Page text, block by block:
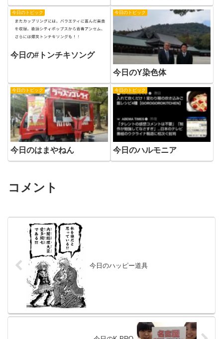
今日のトピック
今日の#トンチキソング
今日のトピック
今日のY染色体
今日のトピック
今日のはまやねん
今日のトピック
今日のハルモニア
コメント
今日のハッピー道具